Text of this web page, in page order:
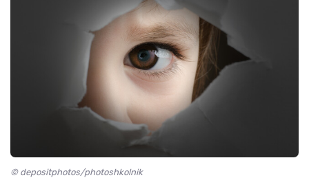
© depositphotos/photoshkolnik